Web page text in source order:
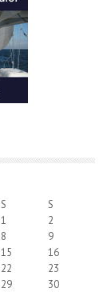
S
S
1
2
8
9
15
16
22
23
29
30